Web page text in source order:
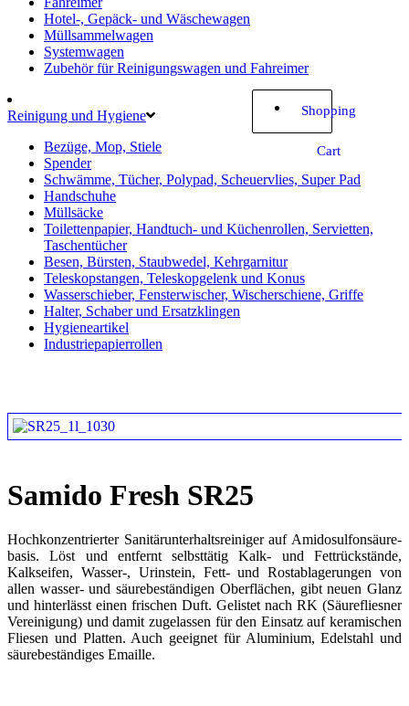
Shopping
Cart
Hotel-, Gepäck- und Wäschewagen
Müllsammelwagen
Systemwagen
Zubehör für Reinigungswagen und Fahreimer
Reinigung und Hygiene
Bezüge, Mop, Stiele
Spender
Schwämme, Tücher, Polypad, Scheuervlies, Super Pad
Handschuhe
Müllsäcke
Toilettenpapier, Handtuch- und Küchenrollen, Servietten,
Taschentücher
Besen, Bürsten, Staubwedel, Kehrgarnitur
Teleskopstangen, Teleskopgelenk und Konus
Wasserschieber, Fensterwischer, Wischerschiene, Griffe
Halter, Schaber und Ersatzklingen
Hygieneartikel
Industriepapierrollen
Samido Fresh SR25
Hochkonzentrierter Sanitärunterhaltsreiniger auf Amidosulfonsäure-
basis. Löst und entfernt selbsttätig Kalk- und Fettrückstände,
Kalkseifen, Wasser-, Urinstein, Fett- und Rostablagerungen von
allen wasser- und säurebeständigen Oberflächen, gibt neuen Glanz
und hinterlässt einen frischen Duft. Gelistet nach RK (Säurefliesner
Vereinigung) und damit zugelassen für den Einsatz auf keramischen
Fliesen und Platten. Auch geeignet für Aluminium, Edelstahl und
säurebeständiges Emaille.